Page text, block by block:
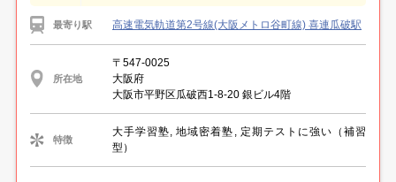
最寄り駅 高速電気軌道第2号線(大阪メトロ谷町線) 喜連瓜破駅
所在地
〒547-0025
大阪府
大阪市平野区瓜破西1-8-20 銀ビル4階
特徴
大手学習塾, 地域密着塾, 定期テストに強い（補習
型）